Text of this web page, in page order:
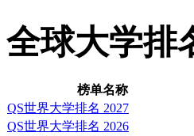
究学院、法
院、护理学
耶鲁本科部
全球大学排
榜单名称
QS世界大学排名 2027
QS世界大学排名 2026